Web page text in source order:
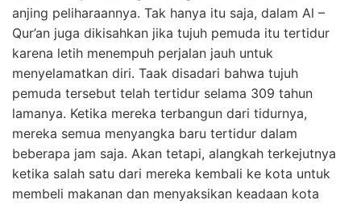
anjing peliharaannya. Tak hanya itu saja, dalam Al –
Qur’an juga dikisahkan jika tujuh pemuda itu tertidur
karena letih menempuh perjalan jauh untuk
menyelamatkan diri. Taak disadari bahwa tujuh
pemuda tersebut telah tertidur selama 309 tahun
lamanya. Ketika mereka terbangun dari tidurnya,
mereka semua menyangka baru tertidur dalam
beberapa jam saja. Akan tetapi, alangkah terkejutnya
ketika salah satu dari mereka kembali ke kota untuk
membeli makanan dan menyaksikan keadaan kota